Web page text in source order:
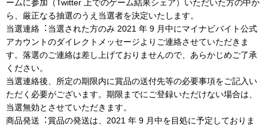
ームに参加（Twitter 上でのゲーム結果シェア）いただいた方の中か
ら、厳正なる抽選のうえ当選者を決定いたします。
当選連絡︓当選された方のみ 2021 年 9 月中にマイナビバイト公式
アカウントのダイレクトメッセージよりご連絡させていただきま
す。落選のご連絡は差し上げておりませんので、あらかじめご了承
ください。
当選連絡後、所定の期限内に賞品の送付先等の必要事項をご記入い
ただく必要がございます。期限までにご登録いただけない場合は、
当選無効とさせていただきます。
商品発送︓賞品の発送は、2021 年 9 月中を目処に予定しておりま